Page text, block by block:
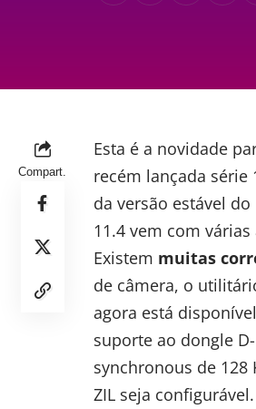
Compart.
Esta é a novidade
recém lançada série
da versão estável
11.4 vem com
Existem muitas
de câmera, o
agora está
suporte ao dongle
synchronous de
ZIL seja configurável.